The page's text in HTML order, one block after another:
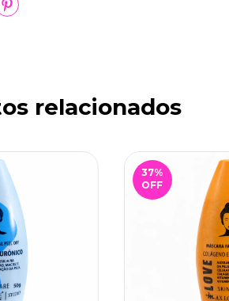
relacionados
37%
OFF